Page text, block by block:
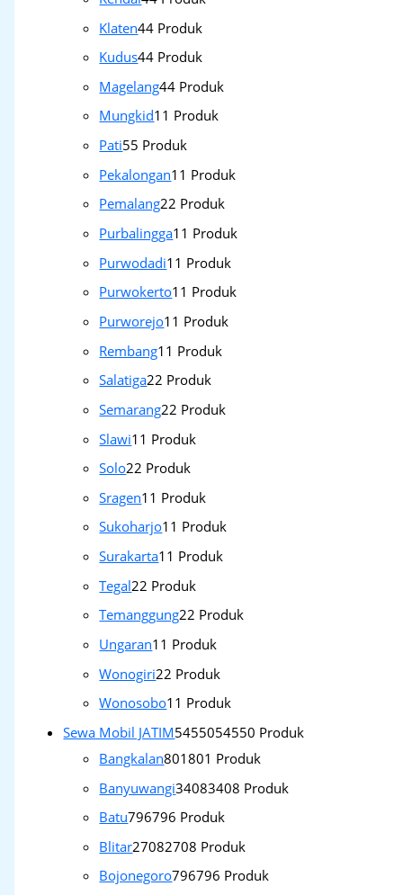
Klaten44 Produk
Kudus44 Produk
Magelang44 Produk
Mungkid1 1 Produk
Pati55 Produk
Pekalongan1 1 Produk
Pemalang22 Produk
Purbalingga1 1 Produk
Purwodadi1 1 Produk
Purwokerto1 1 Produk
Purworejo1 1 Produk
Rembang1 1 Produk
Salatiga22 Produk
Semarang22 Produk
Slawi1 1 Produk
Solo22 Produk
Sragen1 1 Produk
Sukoharjo1 1 Produk
Surakarta1 1 Produk
Tegal22 Produk
Temanggung22 Produk
Ungaran1 1 Produk
Wonogiri22 Produk
Wonosobo1 1 Produk
Sewa Mobil JATIM5455054550 Produk
Bangkalan801801 Produk
Banyuwangi34083408 Produk
Batu796796 Produk
Blitar27082708 Produk
Bojonegoro796796 Produk